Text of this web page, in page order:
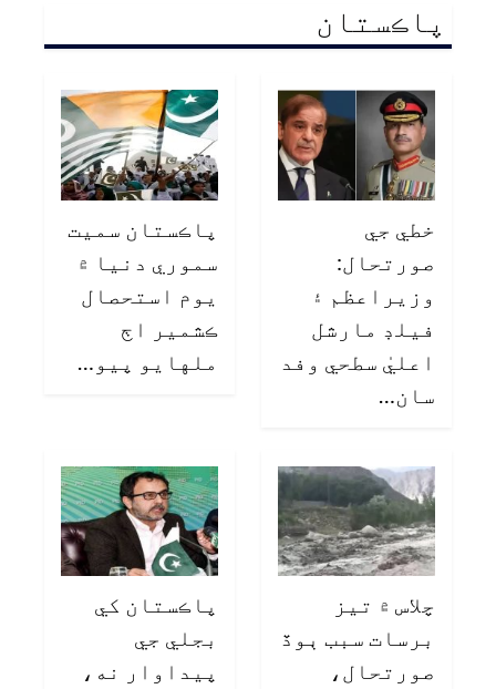
پاڪستان
خطي جي
صورتحال:
وزيراعظم ۽
فيلڊ مارشل
اعليٰ سطحي وفد
سان…
پاڪستان سميت
سموري دنيا ۾
يوم استحصال
ڪشمير اڄ
ملهايو پيو…
چلاس ۾ تيز
برسات سبب ٻوڏ
صورتحال،
پاڪستان کي
بجلي جي
پيداوار نه،